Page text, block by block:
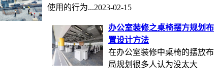
使用的行为...2023-02-15
办公室装修之桌椅摆方规划布
置设计方法
在办公室装修中桌椅的摆放布
局规划很多人认为没太大